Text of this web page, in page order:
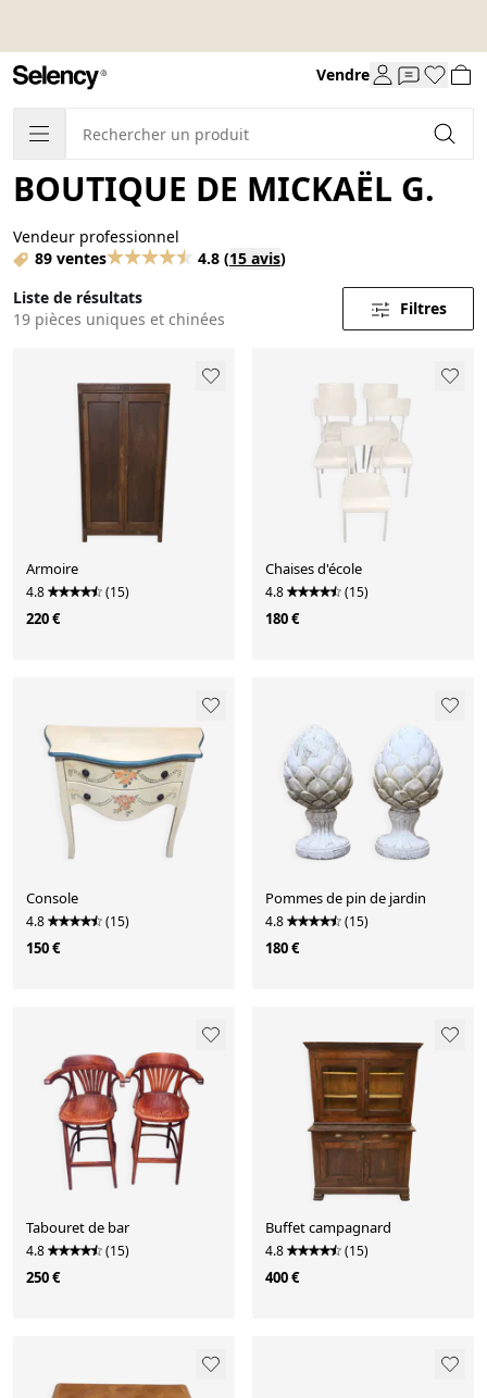
Vendre
BOUTIQUE DE MICKAËL G.
Vendeur professionnel
89 ventes
4.8 (15 avis)
Liste de résultats
19 pièces uniques et chinées
Filtres
Armoire
4.8 (15)
220 €
Chaises d'école
4.8 (15)
180 €
Console
4.8 (15)
150 €
Pommes de pin de jardin
4.8 (15)
180 €
Tabouret de bar
4.8 (15)
250 €
Buffet campagnard
4.8 (15)
400 €